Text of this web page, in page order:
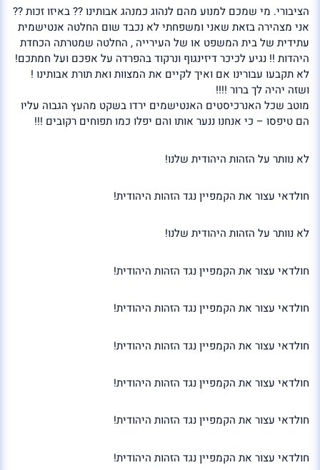
הציבורי. מי שמכם למנוע מהם לנהוג כמנהג אבותינו ?? באיזו זכות ??
אני מצהירה בזאת שאני ומשפחתי לא נכבד שום החלטה אנטישמית
עתידית של בית המשפט או של העירייה , החלטה שמטרתה הכחדת
היהדות !! נגיע לכיכר דיזינגוף ונרקוד בהפרדה על אפכם ועל חמתכם!
לא תקבעו עבורינו אם ואיך לקיים את המצוות ואת תורת אבותינו !
ושזה יהיה לך ברור !!!!
מוטב שכל האנרכיסטים האנטישמים ירדו בשקט מהעץ הגבוה עליו
הם טיפסו – כי אנחנו ננער אותו והם יפלו כמו תפוחים רקובים !!!
לא נוותר על הזהות היהודית שלנו!
חולדאי עצור את הקמפיין נגד הזהות היהודית!
לא נוותר על הזהות היהודית שלנו!
חולדאי עצור את הקמפיין נגד הזהות היהודית!
חולדאי עצור את הקמפיין נגד הזהות היהודית!
חולדאי עצור את הקמפיין נגד הזהות היהודית!
חולדאי עצור את הקמפיין נגד הזהות היהודית!
חולדאי עצור את הקמפיין נגד הזהות היהודית!
חולדאי עצור את הקמפיין נגד הזהות היהודית!